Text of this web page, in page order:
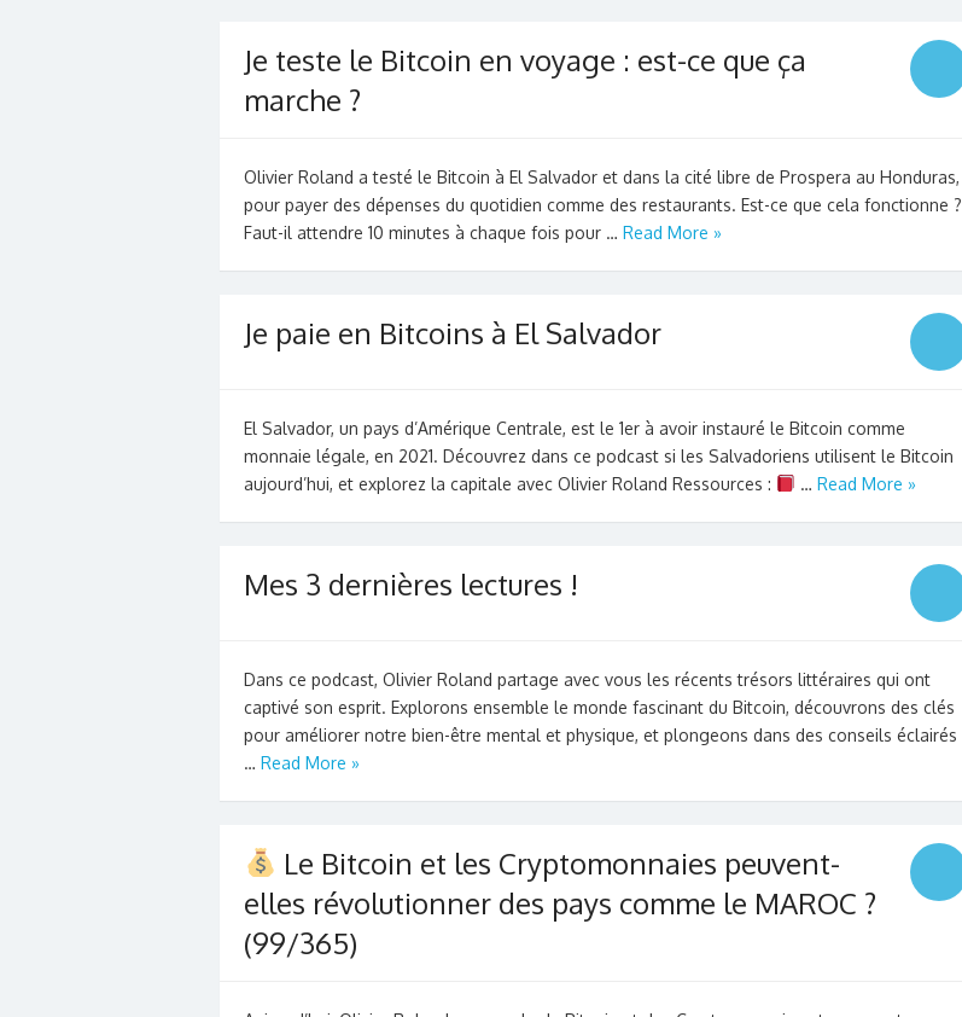
Je teste le Bitcoin en voyage : est-ce que ça
marche ?
Olivier Roland a testé le Bitcoin à El Salvador et dans la cité libre de Prospera au Honduras,
pour payer des dépenses du quotidien comme des restaurants. Est-ce que cela fonctionne ?
Faut-il attendre 10 minutes à chaque fois pour … Read More »
Je paie en Bitcoins à El Salvador
El Salvador, un pays d’Amérique Centrale, est le 1er à avoir instauré le Bitcoin comme
monnaie légale, en 2021. Découvrez dans ce podcast si les Salvadoriens utilisent le Bitcoin
aujourd’hui, et explorez la capitale avec Olivier Roland Ressources :
… Read More »
Mes 3 dernières lectures !
Dans ce podcast, Olivier Roland partage avec vous les récents trésors littéraires qui ont
captivé son esprit. Explorons ensemble le monde fascinant du Bitcoin, découvrons des clés
pour améliorer notre bien-être mental et physique, et plongeons dans des conseils éclairés
… Read More »
Le Bitcoin et les Cryptomonnaies peuvent-
elles révolutionner des pays comme le MAROC ?
(99/365)